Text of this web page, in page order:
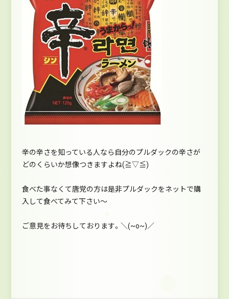
辛の辛さを知っている人なら自分のプルダックの辛さが
どのくらいか想像つきますよね(≧▽≦)
食べた事なくて唐党の方は是非プルダックをネットで購
入して食べてみて下さい～
ご意見をお待ちしております。＼(~o~)／